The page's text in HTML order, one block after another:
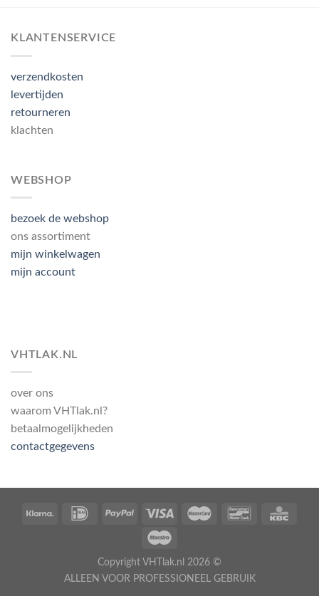
KLANTENSERVICE
verzendkosten
levertijden
retourneren
klachten
WEBSHOP
bezoek de webshop
ons assortiment
mijn winkelwagen
mijn account
VHTLAK.NL
over ons
waarom VHTlak.nl?
betaalmogelijkheden
contactgegevens
Copyright VHTlak.nl 2026 ©
ALLEEN VOOR PROFESSIONEEL GEBRUIK